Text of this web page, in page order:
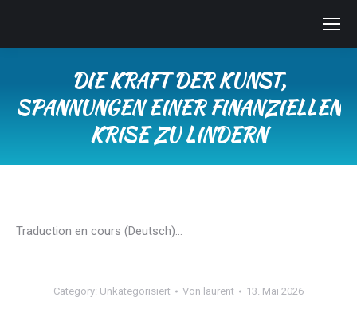
DIE KRAFT DER KUNST,
SPANNUNGEN EINER FINANZIELLEN
KRISE ZU LINDERN
Traduction en cours (Deutsch)…
Category: Unkategorisiert Von laurent 13. Mai 2026